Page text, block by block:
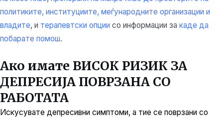
политиките, институциите, меѓународните организации и
владите, и терапевтски опции со информации за каде да
побарате помош.
Ако имате ВИСОК РИЗИК ЗА
ДЕПРЕСИЈА ПОВРЗАНА СО
РАБОТАТА
Искусувате депресивни симптоми, а тие се поврзани со